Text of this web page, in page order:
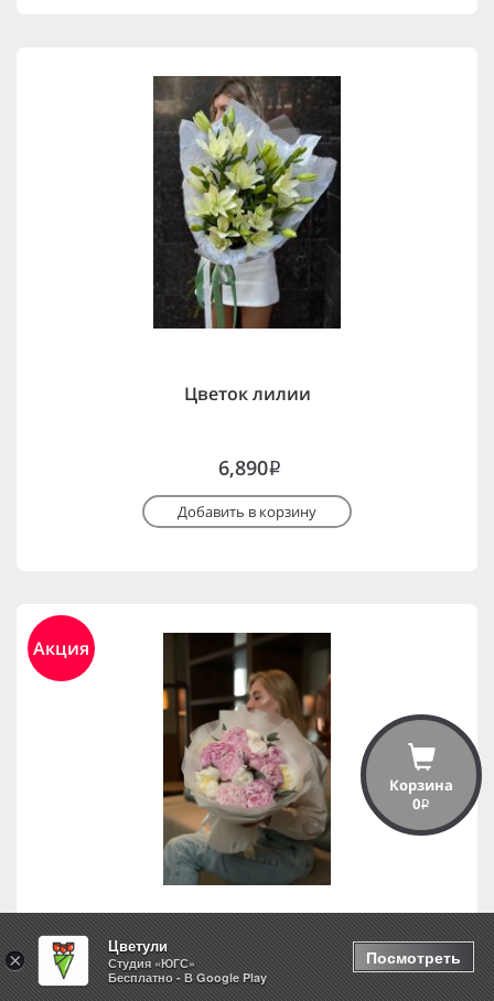
Цветок лилии
6,890i
Добавить в корзину
Акция
Моно из пионов 15 шт.
Корзина
0i
×
Цветули
Студия «ЮГС»
Бесплатно - В Google Play
Посмотреть